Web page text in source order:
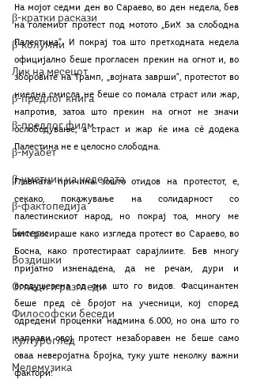
β-кратки раскази
β-колумни
Лик на месецот
β-предлог книга
β-предлог филм
β-муабет
β-уметник на неделата
β-фактопедија
Бисери
Воздишки
Огледи и разгледи
Философски беседи
Културоглед
Мелемузика
На мојот седми ден во Сараево, во ден недела, бев
на големиот протест под мотото „БиХ за слободна
Палестина“. И покрај тоа што претходната недела
официјално беше прогласен прекин на огнот и, во
зборовите на Трамп, „војната заврши“, протестот во
ниедна смисла не беше со помала страст или жар,
напротив, затоа што прекин на огнот не значи
ослободување, а страст и жар ќе има сѐ додека
Палестина не е целосно слободна.
Главната причина зошто отидов на протестот, е,
секако, покажување на солидарност со
палестинскиот народ, но покрај тоа, многу ме
интересираше како изгледа протест во Сараево, во
Босна, како протестираат сарајлиите. Бев многу
пријатно изненадена, да не речам, дури и
воодушевена од она што го видов. Фасцинантен
беше пред сѐ бројот на учесници, кој според
одредени проценки надмина 6.000, но она што го
направи овој протест незаборавен не беше само
оваа неверојатна бројка, туку уште неколку важни
фактори: